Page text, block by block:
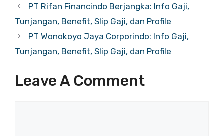
PT Rifan Financindo Berjangka: Info Gaji,
Tunjangan, Benefit, Slip Gaji, dan Profile
PT Wonokoyo Jaya Corporindo: Info Gaji,
Tunjangan, Benefit, Slip Gaji, dan Profile
Leave A Comment